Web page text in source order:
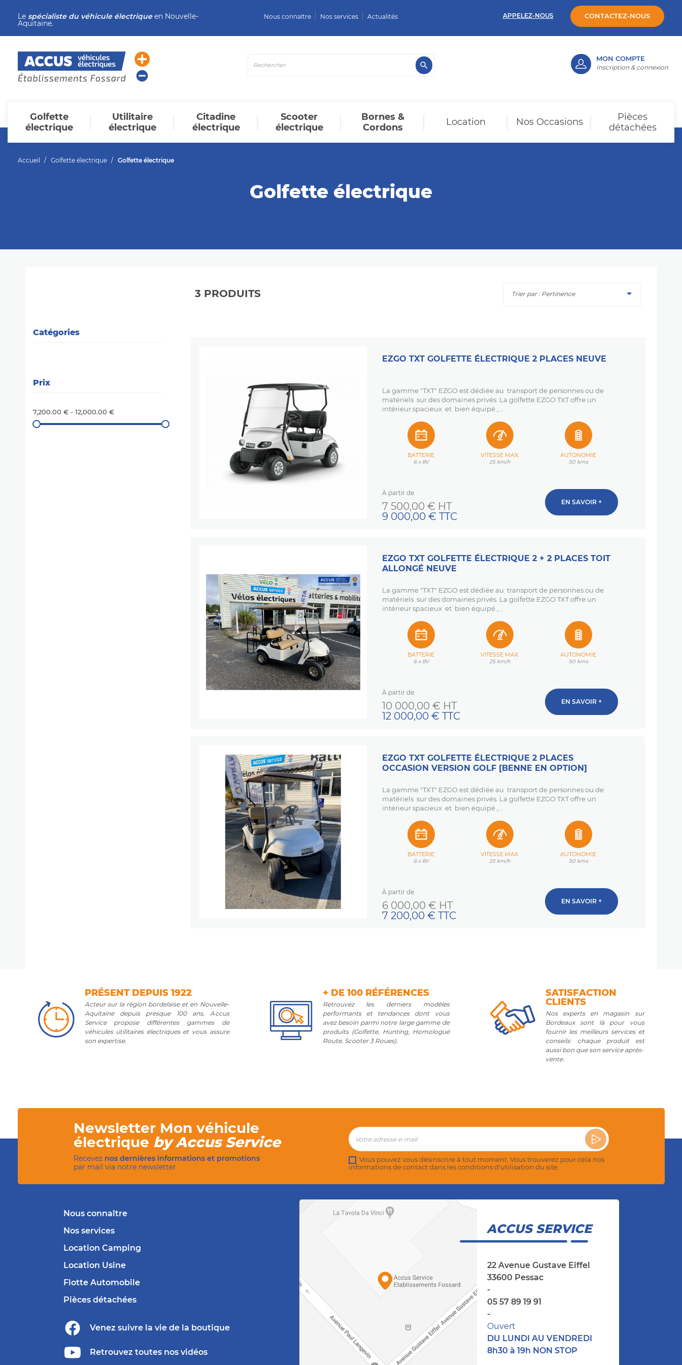
Le spécialiste du véhicule électriqueen Nouvelle-
Aquitaine.
Nous connaître Nos services Actualités APPELEZ-NOUS CONTACTEZ-NOUS
MON COMPTE
Inscription & connexion

Golfette
électrique
Utilitaire
électrique
Citadine
électrique
Scooter
électrique
Bornes &
Cordons
Location Nos Occasions
Pièces
détachées
Accueil Golfette électrique Golfette électrique
Golfette électrique
Catégories
Prix
7,200.00 € - 12,000.00 €
3 PRODUITS Trier par : Pertinence 
EZGO TXT GOLFETTE ÉLECTRIQUE 2 PLACES NEUVE
La gamme "TXT" EZGO est dédiée au transport de personnes ou de
matériels sur des domaines privés. La golfette EZGO TXT offre un
intérieur spacieux et bien équipé ,...
BATTERIE
6 x 8V
VITESSE MAX.
25 km/h
AUTONOMIE
50 kms
À partir de
Prix
7 500,00 € HT
9 000,00 € TTC
EN SAVOIR +
EZGO TXT GOLFETTE ÉLECTRIQUE 2 + 2 PLACES TOIT
ALLONGÉ NEUVE
La gamme "TXT" EZGO est dédiée au transport de personnes ou de
matériels sur des domaines privés. La golfette EZGO TXT offre un
intérieur spacieux et bien équipé ,...
BATTERIE
6 x 8V
VITESSE MAX.
25 km/h
AUTONOMIE
50 kms
À partir de
Prix
10 000,00 € HT
12 000,00 € TTC
EN SAVOIR +
EZGO TXT GOLFETTE ÉLECTRIQUE 2 PLACES
OCCASION VERSION GOLF [BENNE EN OPTION]
La gamme "TXT" EZGO est dédiée au transport de personnes ou de
matériels sur des domaines privés. La golfette EZGO TXT offre un
intérieur spacieux et bien équipé ,...
BATTERIE
6 x 8V
VITESSE MAX.
25 km/h
AUTONOMIE
50 kms
À partir de
Prix
6 000,00 € HT
7 200,00 € TTC
EN SAVOIR +
PRÉSENT DEPUIS 1922
Acteur sur la région bordelaise et en Nouvelle-
Aquitaine depuis presque 100 ans, Accus
Service propose différentes gammes de
véhicules utilitaires électriques et vous assure
son expertise.
+ DE 100 RÉFÉRENCES
Retrouvez les derniers modèles
performants et tendances dont vous
avez besoin parmi notre large gamme de
produits (Golfette, Hunting, Homologué
Route, Scooter 3 Roues).
SATISFACTION
CLIENTS
Nos experts en magasin sur
Bordeaux sont là pour vous
fournir les meilleurs services et
conseils: chaque produit est
aussi bon que son service après-
vente.
Newsletter Mon véhicule
électrique by Accus Service
Recevez nos dernières informations et promotions
par mail via notre newsletter
Vous pouvez vous désinscrire à tout moment. Vous trouverez pour cela nos
informations de contact dans les conditions d'utilisation du site.
ACCUS SERVICE
22 Avenue Gustave Eiffel
33600 Pessac
-
05 57 89 19 91
-
Ouvert
DU LUNDI AU VENDREDI
8h30 à 19h NON STOP
Nous connaître
Nos services
Location Camping
Location Usine
Flotte Automobile
Pièces détachées
Venez suivre la vie de la boutique
Retrouvez toutes nos vidéos